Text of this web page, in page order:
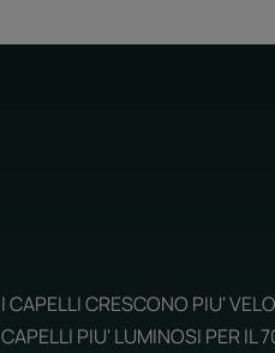
I CAPELLI CRESCONO PIU'
CAPELLI PIU' LUMINOSI PER IL